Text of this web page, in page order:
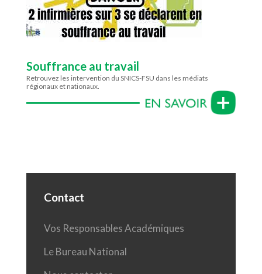
Souffrance au travail
Retrouvez les intervention du SNICS-FSU dans les médiats
régionaux et nationaux.
Contact
Vos Responsables Académiques
Le Bureau National